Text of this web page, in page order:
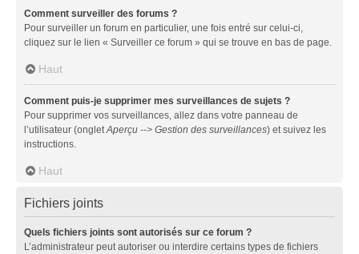
Comment surveiller des forums ?
Pour surveiller un forum en particulier, une fois entré sur celui-ci,
cliquez sur le lien « Surveiller ce forum » qui se trouve en bas de page.
Haut
Comment puis-je supprimer mes surveillances de sujets ?
Pour supprimer vos surveillances, allez dans votre panneau de
l’utilisateur (ongletAperçu --> Gestion des surveillances) et suivez les
instructions.
Haut
Fichiers joints
Quels fichiers joints sont autorisés sur ce forum ?
L’administrateur peut autoriser ou interdire certains types de fichiers